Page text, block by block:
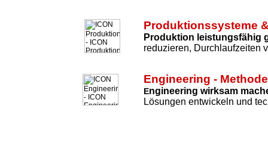
Produktionssysteme
Produktion leistungsfähig
reduzieren, Durchlaufzeiten
Engineering -
Engineering wirksam
Lösungen entwickeln und